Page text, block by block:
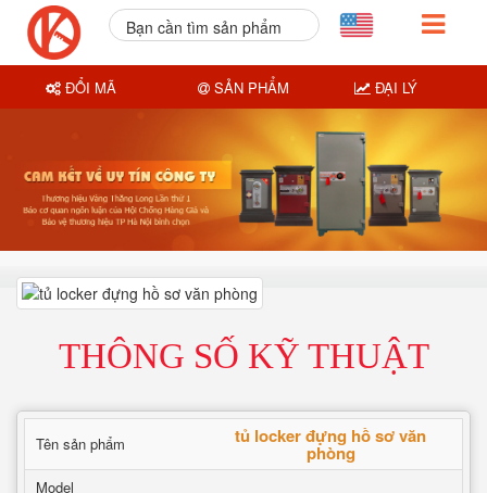
THÔNG SỐ KỸ THUẬT
Tên sản phẩm tủ locker đựng hồ sơ văn
phòng
Model
Bạn cần tìm sản phẩm
ĐỔI MÃ SẢN PHẨM ĐẠI LÝ